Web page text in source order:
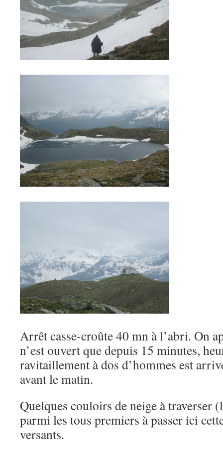
Arrêt casse-croûte 40 mn à l’abri. On
n’est ouvert que depuis 15 minutes,
ravitaillement à dos d’hommes est
avant le matin.
Quelques couloirs de neige à traverser
parmi les tous premiers à passer ici
versants.